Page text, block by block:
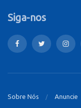
Siga-nos
Sobre Nós Anuncie